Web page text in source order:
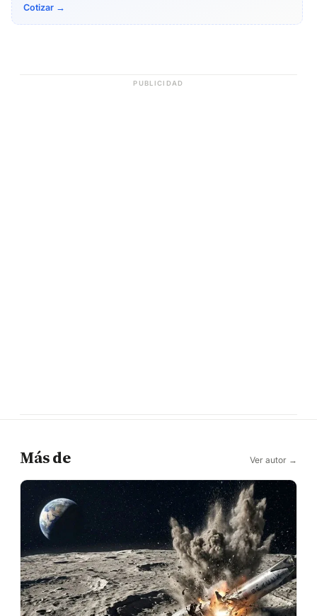
Cotizar →
PUBLICIDAD
Más de Ver autor →